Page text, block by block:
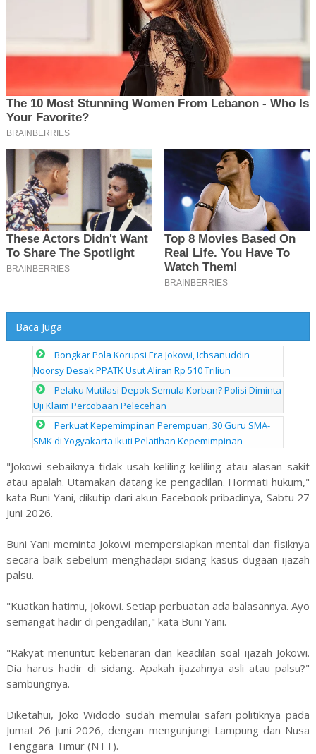
Baca Juga
Bongkar Pola Korupsi Era Jokowi, Ichsanuddin
Noorsy Desak PPATK Usut Aliran Rp 510 Triliun
Pelaku Mutilasi Depok Semula Korban? Polisi Diminta
Uji Klaim Percobaan Pelecehan
Perkuat Kepemimpinan Perempuan, 30 Guru SMA-
SMK di Yogyakarta Ikuti Pelatihan Kepemimpinan
"Jokowi sebaiknya tidak usah keliling-keliling atau alasan sakit
atau apalah. Utamakan datang ke pengadilan. Hormati hukum,"
kata Buni Yani, dikutip dari akun Facebook pribadinya, Sabtu 27
Juni 2026.
Buni Yani meminta Jokowi mempersiapkan mental dan fisiknya
secara baik sebelum menghadapi sidang kasus dugaan ijazah
palsu.
"Kuatkan hatimu, Jokowi. Setiap perbuatan ada balasannya. Ayo
semangat hadir di pengadilan," kata Buni Yani.
"Rakyat menuntut kebenaran dan keadilan soal ijazah Jokowi.
Dia harus hadir di sidang. Apakah ijazahnya asli atau palsu?"
sambungnya.
Diketahui, Joko Widodo sudah memulai safari politiknya pada
Jumat 26 Juni 2026, dengan mengunjungi Lampung dan Nusa
Tenggara Timur (NTT).